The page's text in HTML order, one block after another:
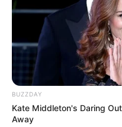
BUZZDAY
Kate Middleton's Daring
Away